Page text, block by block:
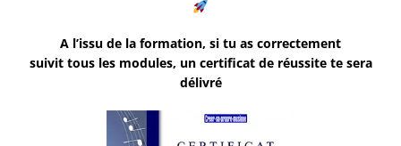
A l’issu de la formation, si tu as correctement
suivit tous les modules, un certificat de réussite te sera
délivré